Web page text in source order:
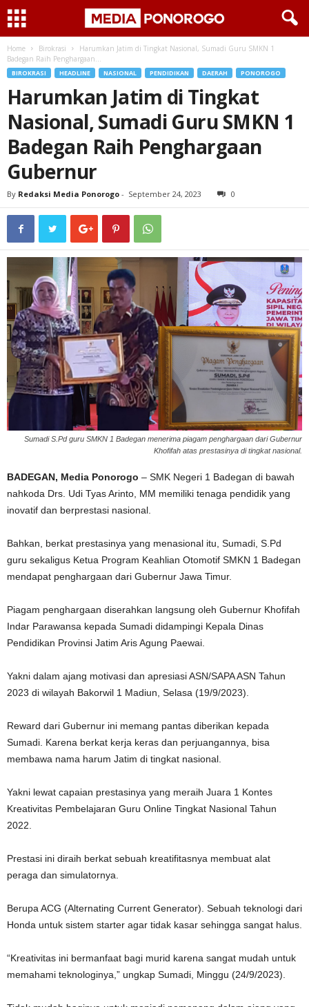
Home Birokrasi
Harumkan Jatim di Tingkat Nasional, Sumadi Guru SMKN 1
Badegan Raih Penghargaan...
BIROKRASI HEADLINE NASIONAL PENDIDIKAN DAERAH PONOROGO
Harumkan Jatim di Tingkat
Nasional, Sumadi Guru SMKN 1
Badegan Raih Penghargaan
Gubernur
By Redaksi Media Ponorogo - September 24, 2023 0
Sumadi S.Pd guru SMKN 1 Badegan menerima piagam penghargaan dari Gubernur
Khofifah atas prestasinya di tingkat nasional.
BADEGAN, Media Ponorogo – SMK Negeri 1 Badegan di bawah
nahkoda Drs. Udi Tyas Arinto, MM memiliki tenaga pendidik yang
inovatif dan berprestasi nasional.
Bahkan, berkat prestasinya yang menasional itu, Sumadi, S.Pd
guru sekaligus Ketua Program Keahlian Otomotif SMKN 1 Badegan
mendapat penghargaan dari Gubernur Jawa Timur.
Piagam penghargaan diserahkan langsung oleh Gubernur Khofifah
Indar Parawansa kepada Sumadi didampingi Kepala Dinas
Pendidikan Provinsi Jatim Aris Agung Paewai.
Yakni dalam ajang motivasi dan apresiasi ASN/SAPA ASN Tahun
2023 di wilayah Bakorwil 1 Madiun, Selasa (19/9/2023).
Reward dari Gubernur ini memang pantas diberikan kepada
Sumadi. Karena berkat kerja keras dan perjuangannya, bisa
membawa nama harum Jatim di tingkat nasional.
Yakni lewat capaian prestasinya yang meraih Juara 1 Kontes
Kreativitas Pembelajaran Guru Online Tingkat Nasional Tahun
2022.
Prestasi ini diraih berkat sebuah kreatifitasnya membuat alat
peraga dan simulatornya.
Berupa ACG (Alternating Current Generator). Sebuah teknologi dari
Honda untuk sistem starter agar tidak kasar sehingga sangat halus.
“Kreativitas ini bermanfaat bagi murid karena sangat mudah untuk
memahami teknologinya,” ungkap Sumadi, Minggu (24/9/2023).